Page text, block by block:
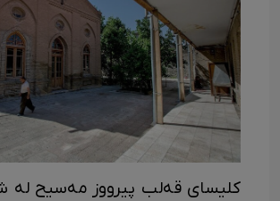
کلیسای قەلب پیرووز مەسیح لە